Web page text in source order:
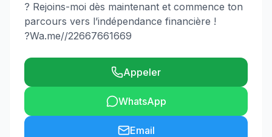
? Rejoins-moi dès maintenant et commence ton
parcours vers l’indépendance financière !
?Wa.me//22667661669
Appeler
WhatsApp
Email